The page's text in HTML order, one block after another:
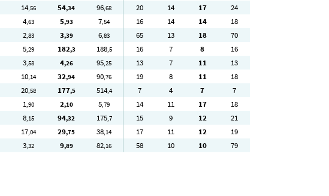
14,56 54,34 96,68 20 14 17
24
4,63 5,93 7,54 16 14 14
18
2,83 3,39 6,83 65 13 18
70
5,29 182,3 188,5 16 7 8
16
3,58 4,26 95,25 13 7 11
13
10,14 32,94 90,76 19 8 11
18
20,58 177,5 514,4 7 4 7
7
1,90 2,10 5,79 14 11 17
18
8,15 94,32 175,7 15 9 12
21
17,04 29,75 38,14 17 11 12
19
3,32 9,89 82,16 58 10 10 79